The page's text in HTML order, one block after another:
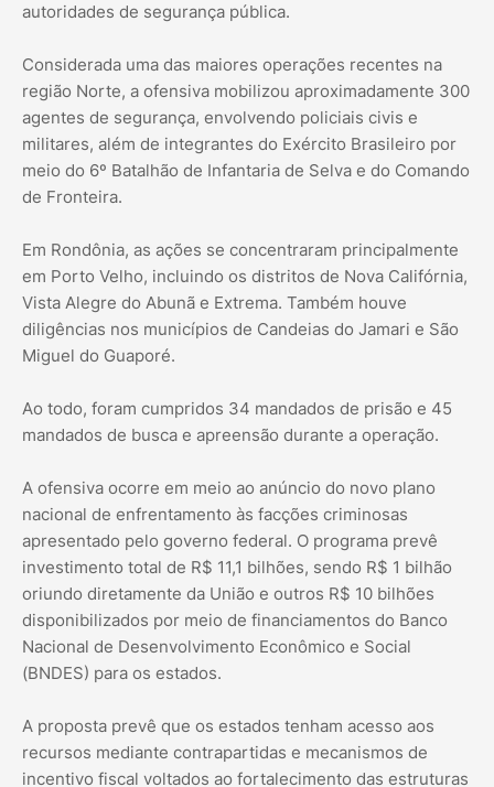
autoridades de segurança pública.
Considerada uma das maiores operações recentes na
região Norte, a ofensiva mobilizou aproximadamente 300
agentes de segurança, envolvendo policiais civis e
militares, além de integrantes do Exército Brasileiro por
meio do 6º Batalhão de Infantaria de Selva e do Comando
de Fronteira.
Em Rondônia, as ações se concentraram principalmente
em Porto Velho, incluindo os distritos de Nova Califórnia,
Vista Alegre do Abunã e Extrema. Também houve
diligências nos municípios de Candeias do Jamari e São
Miguel do Guaporé.
Ao todo, foram cumpridos 34 mandados de prisão e 45
mandados de busca e apreensão durante a operação.
A ofensiva ocorre em meio ao anúncio do novo plano
nacional de enfrentamento às facções criminosas
apresentado pelo governo federal. O programa prevê
investimento total de R$ 11,1 bilhões, sendo R$ 1 bilhão
oriundo diretamente da União e outros R$ 10 bilhões
disponibilizados por meio de financiamentos do Banco
Nacional de Desenvolvimento Econômico e Social
(BNDES) para os estados.
A proposta prevê que os estados tenham acesso aos
recursos mediante contrapartidas e mecanismos de
incentivo fiscal voltados ao fortalecimento das estruturas